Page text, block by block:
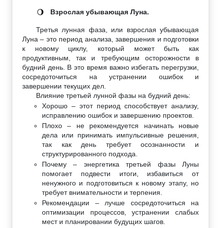
🌖 Взрослая убывающая Луна.
Третья лунная фаза, или взрослая убывающая
Луна – это период анализа, завершения и подготовки
к новому циклу, который может быть как
продуктивным, так и требующим осторожности в
будний день. В это время важно избегать перегрузки,
сосредоточиться на устранении ошибок и
завершении текущих дел.
Влияние третьей лунной фазы на будний день:
Хорошо – этот период способствует анализу,
исправлению ошибок и завершению проектов.
Плохо – не рекомендуется начинать новые
дела или принимать импульсивные решения,
так как день требует осознанности и
структурированного подхода.
Почему – энергетика третьей фазы Луны
помогает подвести итоги, избавиться от
ненужного и подготовиться к новому этапу, но
требует внимательности и терпения.
Рекомендации – лучше сосредоточиться на
оптимизации процессов, устранении слабых
мест и планировании будущих шагов.